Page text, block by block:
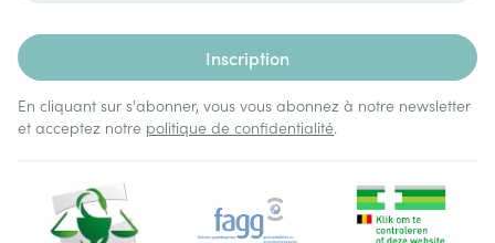
Inscription
En cliquant sur s'abonner, vous vous abonnez à notre newsletter
et acceptez notre politique de confidentialité.